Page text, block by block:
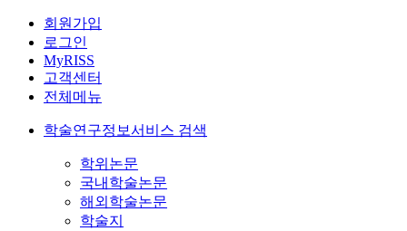
회원가입
로그인
MyRISS
고객센터
전체메뉴
학술연구정보서비스 검색
학위논문
국내학술논문
해외학술논문
학술지